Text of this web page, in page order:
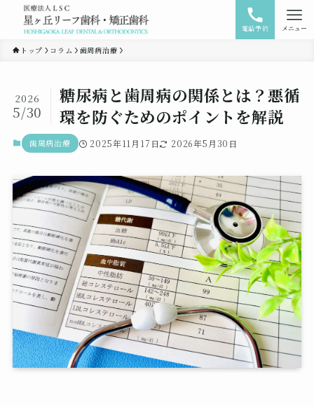
電話予約 メニュー
トップ コラム 歯周病治療
糖尿病と歯周病の関係とは？悪循
環を防ぐためのポイントを解説
2026
5/30
歯周病治療 2025年11月17日 2026年5月30日